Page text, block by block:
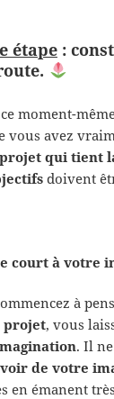
étape:
moment-
vous avez
qui tient
doivent
court à votre
à
projet, vous
. Il
de votre
en émanent